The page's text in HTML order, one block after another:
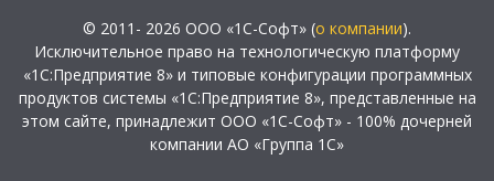
© 2011- 2026 ООО «1С-Софт» (о компании).
Исключительное право на технологическую платформу
«1С:Предприятие 8» и типовые конфигурации программных
продуктов системы «1С:Предприятие 8», представленные на
этом сайте, принадлежит ООО «1С-Софт» - 100% дочерней
компании АО «Группа 1С»